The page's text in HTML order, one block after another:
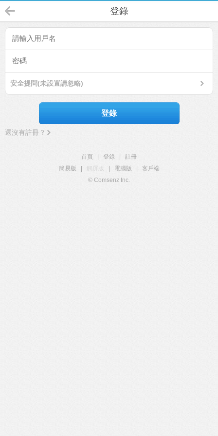
登錄
安全提問(未設置請忽略)
登錄
還沒有註冊？
首頁 登錄
註冊
簡易版
觸屏版 電腦版
客戶端
© Comsenz Inc.